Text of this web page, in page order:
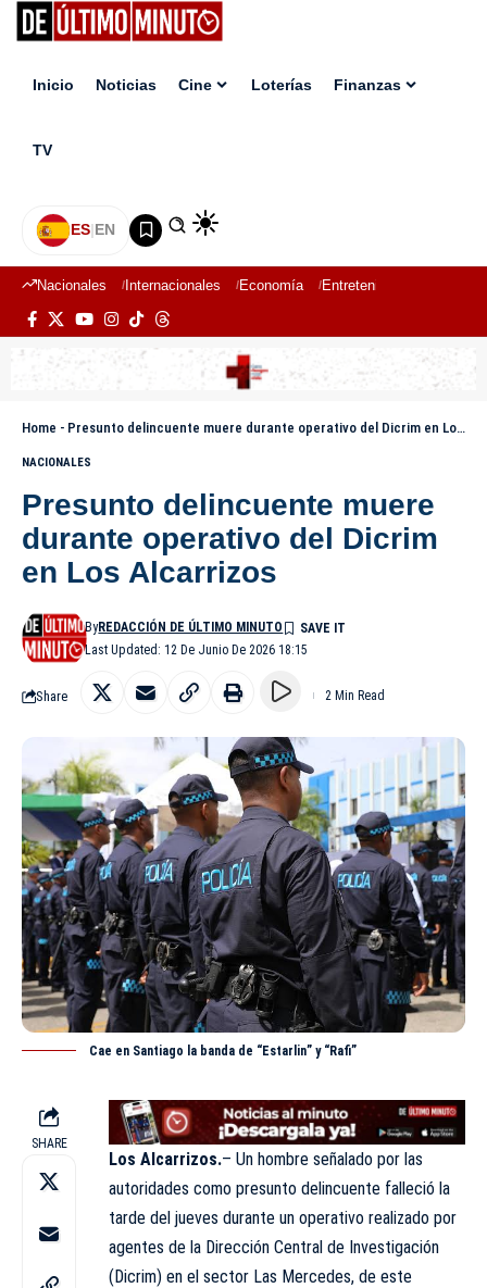
Inicio Noticias Cine Loterías Finanzas
TV
ES|EN
Nacionales Internacionales Economía Entretenimiento
Home - Presunto delincuente muere durante operativo del Dicrim en Los Alcarrizos
NACIONALES
Presunto delincuente muere
durante operativo del Dicrim
en Los Alcarrizos
Last Updated: 12 De Junio De 2026 18:15
ByREDACCIÓN DE ÚLTIMO MINUTO
Share 2 Min Read
Cae en Santiago la banda de “Estarlin” y “Rafi”
SHARE
Los Alcarrizos.– Un hombre señalado por las
autoridades como presunto delincuente falleció la
tarde del jueves durante un operativo realizado por
agentes de la Dirección Central de Investigación
(Dicrim) en el sector Las Mercedes, de este